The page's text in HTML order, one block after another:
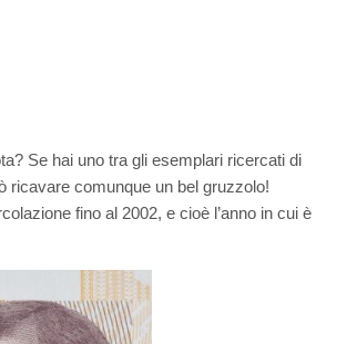
Se hai uno tra gli esemplari ricercati di
ricavare comunque un bel gruzzolo!
fino al 2002, e cioè l’anno in cui è